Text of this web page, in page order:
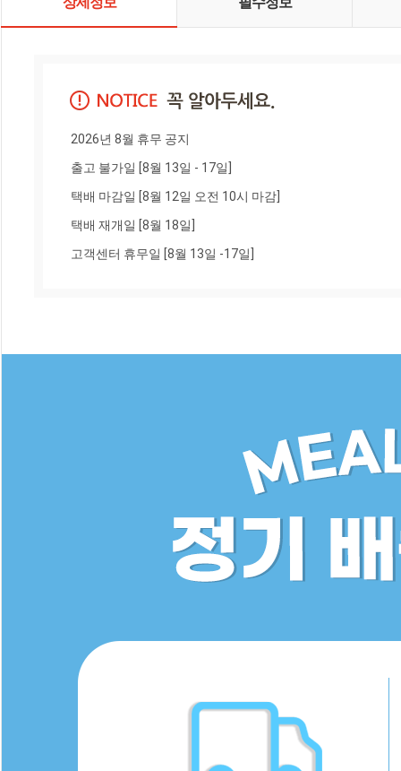
2026년 8월 휴무 공지
출고 불가일 [8월 13일 - 17일]
택배 마감일 [8월 12일 오전 10시 마감]
택배 재개일 [8월 18일]
고객센터 휴무일 [8월 13일 -17일]